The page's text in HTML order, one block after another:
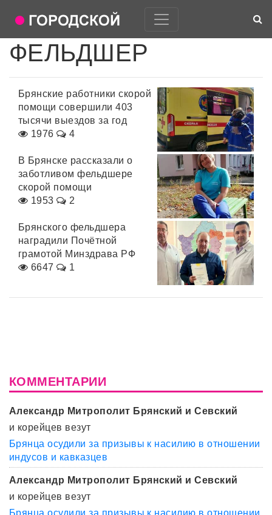
ФЕЛЬДШЕР
Брянские работники скорой
помощи совершили 403
тысячи выездов за год
1976
4
В Брянске рассказали о
заботливом фельдшере
скорой помощи
1953
2
Брянского фельдшера
наградили Почётной
грамотой Минздрава РФ
6647
1
КОММЕНТАРИИ
Александр Митрополит Брянский и Севский
и корейцев везут
Брянца осудили за призывы к насилию в отношении
индусов и кавказцев
Александр Митрополит Брянский и Севский
и корейцев везут
Брянца осудили за призывы к насилию в отношении